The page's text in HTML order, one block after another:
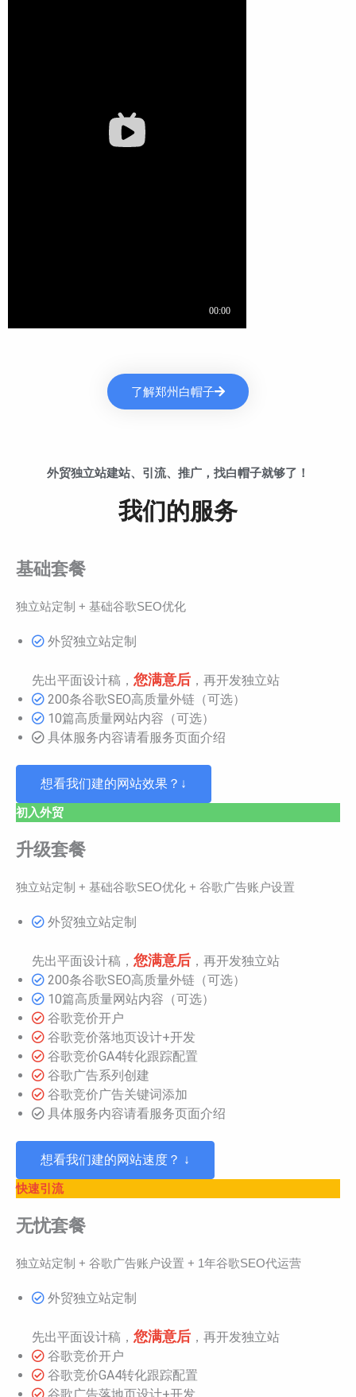
了解郑州白帽子
外贸独立站建站、引流、推广，找白帽子就够了！
我们的服务
基础套餐
独立站定制 + 基础谷歌SEO优化
外贸独立站定制
先出平面设计稿， 您满意后 ，再开发独立站
200条谷歌SEO高质量外链（可选）
10篇高质量网站内容（可选）
具体服务内容请看服务页面介绍
想看我们建的网站效果？↓
初入外贸
升级套餐
独立站定制 + 基础谷歌SEO优化 + 谷歌广告账户设置
外贸独立站定制
先出平面设计稿， 您满意后 ，再开发独立站
200条谷歌SEO高质量外链（可选）
10篇高质量网站内容（可选）
谷歌竞价开户
谷歌竞价落地页设计+开发
谷歌竞价GA4转化跟踪配置
谷歌广告系列创建
谷歌竞价广告关键词添加
具体服务内容请看服务页面介绍
想看我们建的网站速度？ ↓
快速引流
无忧套餐
独立站定制 + 谷歌广告账户设置 + 1年谷歌SEO代运营
外贸独立站定制
先出平面设计稿， 您满意后 ，再开发独立站
谷歌竞价开户
谷歌竞价GA4转化跟踪配置